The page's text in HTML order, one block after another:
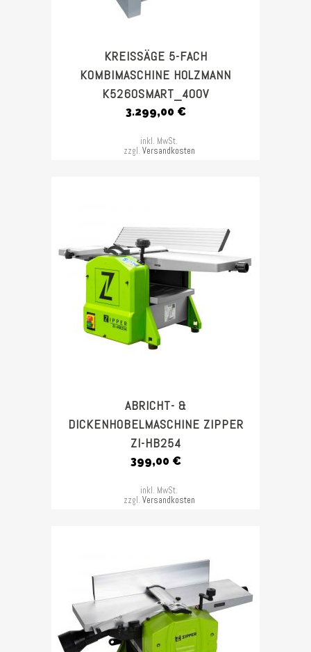
KREISSÄGE 5-FACH
KOMBIMASCHINE HOLZMANN
K5260SMART_400V
3.299,00 €
inkl. MwSt.
zzgl. Versandkosten
ABRICHT- &
DICKENHOBELMASCHINE ZIPPER
ZI-HB254
399,00 €
inkl. MwSt.
zzgl. Versandkosten